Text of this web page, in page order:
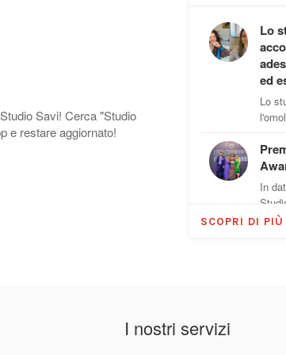
Savi! Cerca "Studio
e restare aggiornato!
Lo
ed
Lo
In
SCOPRI DI PIÙ
I nostri servizi